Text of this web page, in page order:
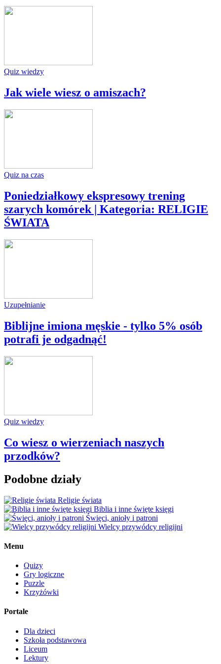
Quiz wiedzy
Jak wiele wiesz o amiszach?
Quiz na czas
Poniedziałkowy ekspresowy trening
szarych komórek | Kategoria: RELIGIE
ŚWIATA
Uzupełnianie
Biblijne imiona męskie - tylko 5% osób
potrafi je odgadnąć!
Quiz wiedzy
Co wiesz o wierzeniach naszych
przodków?
Podobne działy
Religie świata
Biblia i inne święte księgi
Święci, anioły i patroni
Wielcy przywódcy religijni
Menu
Quizy
Gry logiczne
Puzzle
Krzyżówki
Portale
Dla dzieci
Szkoła podstawowa
Liceum
Lektury